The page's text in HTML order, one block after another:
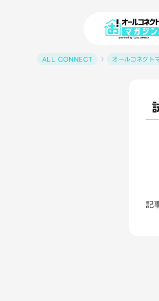
ALL CONNECT オールコネクト
記